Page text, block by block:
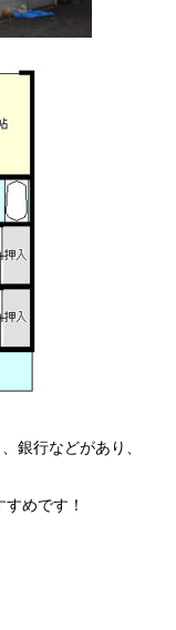
銀行などがあり、
めです！